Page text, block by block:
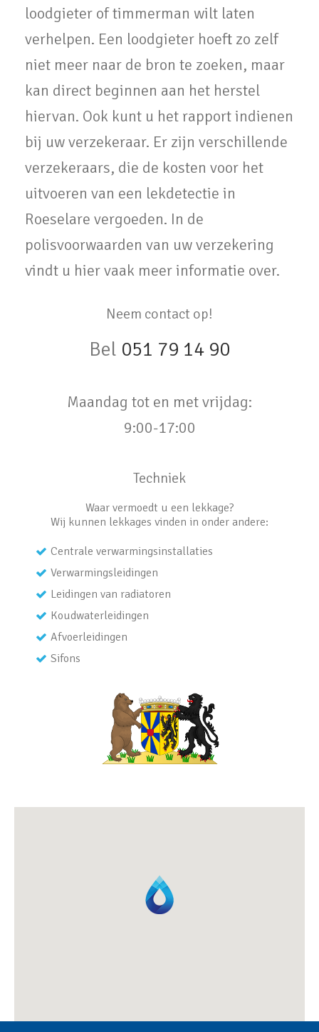
loodgieter of timmerman wilt laten
verhelpen. Een loodgieter hoeft zo zelf
niet meer naar de bron te zoeken, maar
kan direct beginnen aan het herstel
hiervan. Ook kunt u het rapport indienen
bij uw verzekeraar. Er zijn verschillende
verzekeraars, die de kosten voor het
uitvoeren van een lekdetectie in
Roeselare vergoeden. In de
polisvoorwaarden van uw verzekering
vindt u hier vaak meer informatie over.
Neem contact op!
Bel 051 79 14 90
Maandag tot en met vrijdag:
9:00-17:00
Techniek
Waar vermoedt u een lekkage?
Wij kunnen lekkages vinden in onder andere:
Centrale verwarmingsinstallaties
Verwarmingsleidingen
Leidingen van radiatoren
Koudwaterleidingen
Afvoerleidingen
Sifons